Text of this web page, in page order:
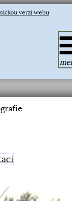
verzi webu